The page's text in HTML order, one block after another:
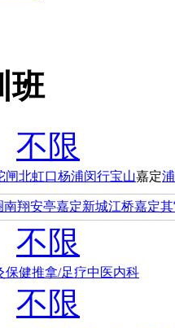
班
不限
闸北虹口杨浦闵行宝山嘉定
南翔安亭嘉定新城江桥嘉定
不限
保健推拿/足疗中医内科
不限